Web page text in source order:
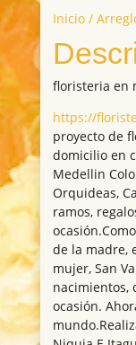
Inicio/
floristeria en
https://
proyecto de
domicilio en
Medellin
Orquideas,
ramos,
de la madre,
mujer, San
nacimientos,
ocasión.